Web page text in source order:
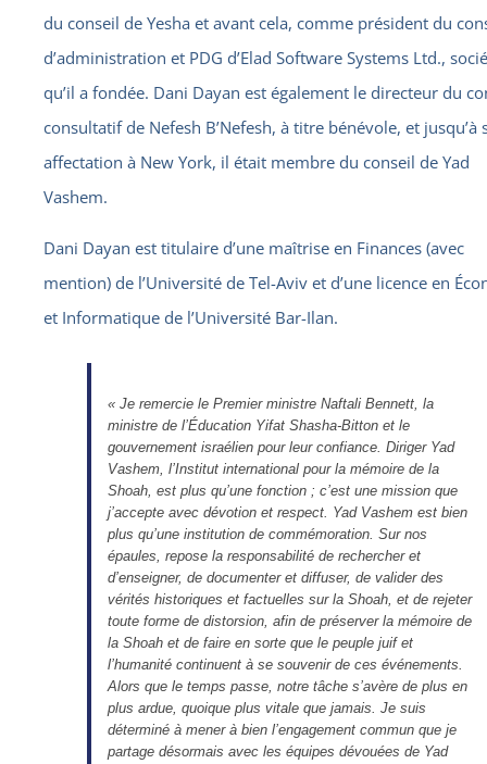
du conseil de Yesha et avant cela, comme président du
d’administration et PDG d’Elad Software Systems Ltd.,
qu’il a fondée. Dani Dayan est également le directeur du
consultatif de Nefesh B’Nefesh, à titre bénévole, et jusqu’à
affectation à New York, il était membre du conseil de Yad
Vashem.
Dani Dayan est titulaire d’une maîtrise en Finances (avec
mention) de l’Université de Tel-Aviv et d’une licence en
et Informatique de l’Université Bar-Ilan.
« Je remercie le Premier ministre Naftali Bennett, la
ministre de l’Éducation Yifat Shasha-Bitton et le
gouvernement israélien pour leur confiance. Diriger Yad
Vashem, l’Institut international pour la mémoire de la
Shoah, est plus qu’une fonction ; c’est une mission que
j’accepte avec dévotion et respect. Yad Vashem est bien
plus qu’une institution de commémoration. Sur nos
épaules, repose la responsabilité de rechercher et
d’enseigner, de documenter et diffuser, de valider des
vérités historiques et factuelles sur la Shoah, et de rejeter
toute forme de distorsion, afin de préserver la mémoire de
la Shoah et de faire en sorte que le peuple juif et
l’humanité continuent à se souvenir de ces événements.
Alors que le temps passe, notre tâche s’avère de plus en
plus ardue, quoique plus vitale que jamais. Je suis
déterminé à mener à bien l’engagement commun que je
partage désormais avec les équipes dévouées de Yad